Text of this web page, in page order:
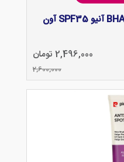
2,496,000 تومان
2,600,000